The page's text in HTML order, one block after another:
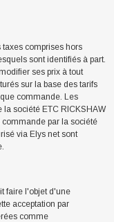
taxes comprises hors
sont identifiés à part.
ses prix à tout
sur la base des tarifs
commande. Les
société ETC RICKSHAW
par la société
via Elys net sont
faire l'objet d'une
acceptation par
comme